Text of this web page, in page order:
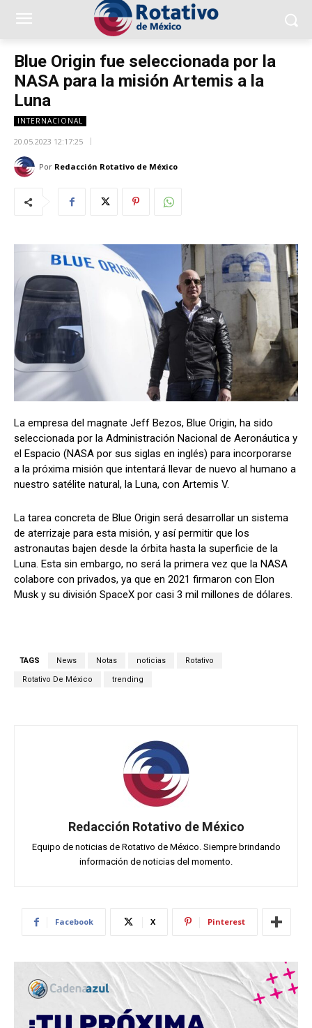
Blue Origin fue seleccionada por la
NASA para la misión Artemis a la
Luna
INTERNACIONAL
20.05.2023 12:17:25
Por Redacción Rotativo de México
La empresa del magnate Jeff Bezos, Blue Origin, ha sido
seleccionada por la Administración Nacional de Aeronáutica y
el Espacio (NASA por sus siglas en inglés) para incorporarse
a la próxima misión que intentará llevar de nuevo al humano a
nuestro satélite natural, la Luna, con Artemis V.
La tarea concreta de Blue Origin será desarrollar un sistema
de aterrizaje para esta misión, y así permitir que los
astronautas bajen desde la órbita hasta la superficie de la
Luna. Esta sin embargo, no será la primera vez que la NASA
colabore con privados, ya que en 2021 firmaron con Elon
Musk y su división SpaceX por casi 3 mil millones de dólares.
TAGS News Notas noticias Rotativo
Rotativo De México trending
Redacción Rotativo de México
Equipo de noticias de Rotativo de México. Siempre brindando
información de noticias del momento.
Facebook X Pinterest